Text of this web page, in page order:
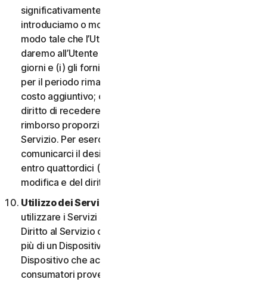
significativamente dannosa per l’Utente o
introduciamo o modifichiamo i criteri di idoneità in
modo tale che l’Utente non abbia più diritto ai Servizi,
daremo all’Utente un preavviso di quattordici (14)
giorni e (i) gli forniremo servizi comparabili o superiori
per il periodo rimanente del Servizio senza alcun
costo aggiuntivo; oppure (ii) concederemo all’Utente il
diritto di recedere dal contratto e ricevere un
rimborso proporzionale per il periodo rimanente del
Servizio. Per esercitare questo diritto, l’Utente deve
comunicarci il desiderio di rescindere il contratto
entro quattordici (14) giorni dalla notifica della
modifica e del diritto di rescissione.
Utilizzo dei Servizi in una rete.
utilizzare i Servizi su una rete a condizione che il
Diritto al Servizio consenta di accedere o utilizzarli su
più di un Dispositivo e a condizione che ogni
Dispositivo che accede a o utilizza i Servizi per i
consumatori provenga da un unico nucleo familiare o,